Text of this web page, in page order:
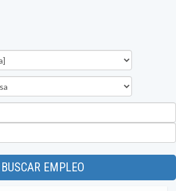
BUSCAR EMPLEO